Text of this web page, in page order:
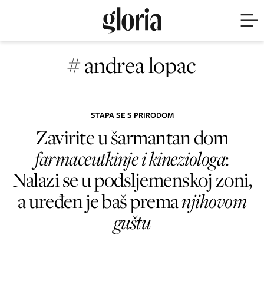
# andrea lopac
STAPA SE S PRIRODOM
Zavirite u šarmantan dom
farmaceutkinje i kineziologa:
Nalazi se u podsljemenskoj zoni,
a uređen je baš premanjihovom
guštu